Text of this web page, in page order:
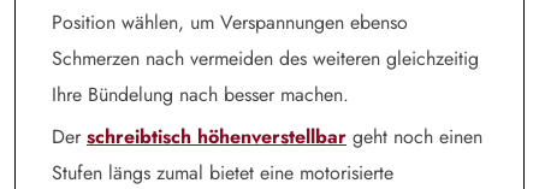
Position wählen, um Verspannungen ebenso
Schmerzen nach vermeiden des weiteren gleichzeitig
Ihre Bündelung nach besser machen.
Der schreibtisch höhenverstellbar geht noch einen
Stufen längs zumal bietet eine motorisierte